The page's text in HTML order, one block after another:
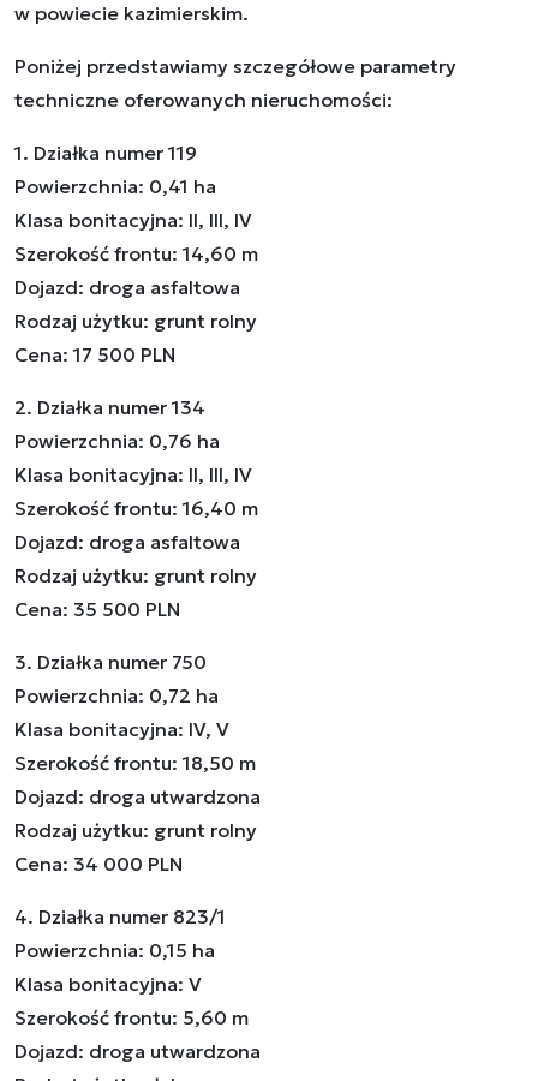
w powiecie kazimierskim.
Poniżej przedstawiamy szczegółowe parametry
techniczne oferowanych nieruchomości:
1. Działka numer 119
Powierzchnia: 0,41 ha
Klasa bonitacyjna: II, III, IV
Szerokość frontu: 14,60 m
Dojazd: droga asfaltowa
Rodzaj użytku: grunt rolny
Cena: 17 500 PLN
2. Działka numer 134
Powierzchnia: 0,76 ha
Klasa bonitacyjna: II, III, IV
Szerokość frontu: 16,40 m
Dojazd: droga asfaltowa
Rodzaj użytku: grunt rolny
Cena: 35 500 PLN
3. Działka numer 750
Powierzchnia: 0,72 ha
Klasa bonitacyjna: IV, V
Szerokość frontu: 18,50 m
Dojazd: droga utwardzona
Rodzaj użytku: grunt rolny
Cena: 34 000 PLN
4. Działka numer 823/1
Powierzchnia: 0,15 ha
Klasa bonitacyjna: V
Szerokość frontu: 5,60 m
Dojazd: droga utwardzona